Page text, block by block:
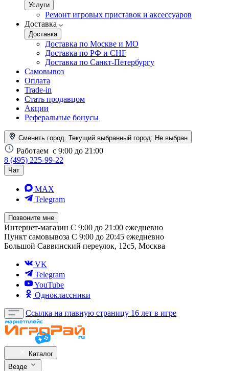
Услуги
Ремонт игровых приставок и аксессуаров
Доставка
Доставка
Доставка по Москве и МО
Доставка по РФ и СНГ
Доставка по Санкт-Петербургу
Самовывоз
Оплата
Trade-in
Стать продавцом
Акции
Реферальные бонусы
Сменить город. Текущий выбранный город: Не выбран
Работаем с 9:00 до 21:00
8 (495) 225-99-22
Чат
MAX
Telegram
Позвоните мне
Интернет-магазин С 9:00 до 21:00 ежедневно
Пункт самовывоза С 9:00 до 20:45 ежедневно
Большой Саввинский переулок, 12с5, Москва
VK
Telegram
YouTube
Одноклассники
Ссылка на главную страницу 16 лет в игре
Каталог
Везде